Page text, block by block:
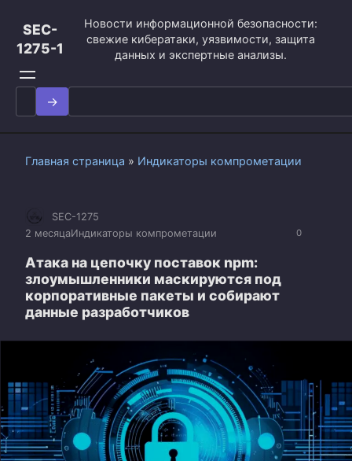
контенту
SEC-
1275-1
Новости информационной безопасности:
свежие кибератаки, уязвимости, защита
данных и экспертные анализы.
Search
for:
Главная страница » Индикаторы компрометации
0
SEC-1275
2 месяцаИндикаторы компрометации
Атака на цепочку поставок npm:
злоумышленники маскируются под
корпоративные пакеты и собирают
данные разработчиков